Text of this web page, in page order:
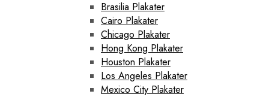
Brasilia Plakater
Cairo Plakater
Chicago Plakater
Hong Kong Plakater
Houston Plakater
Los Angeles Plakater
Mexico City Plakater